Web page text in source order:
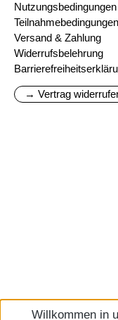
Nutzungsbedingungen
Teilnahmebedingungen
Versand & Zahlung
Widerrufsbelehrung
→ Vertrag
Willkommen in